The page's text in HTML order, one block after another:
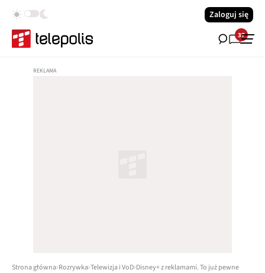
Zaloguj się
37
Strona główna Rozrywka Telewizja i VoD Disney+ z reklamami. To już pewne